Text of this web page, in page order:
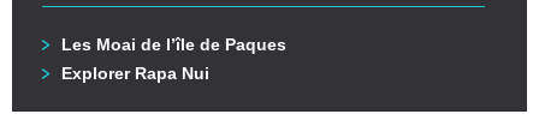
Les Moai de l’île de Paques
Explorer Rapa Nui